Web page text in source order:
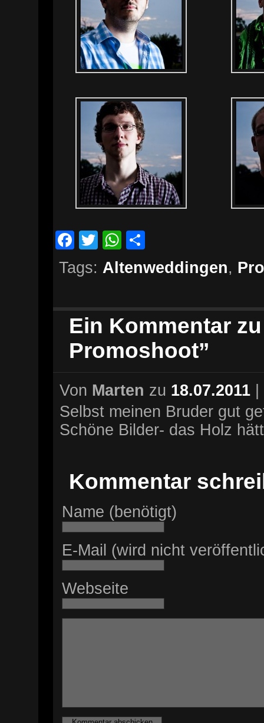
Facebook
TwitterWhatsApp
Tags: Altenweddingen,
Ein Kommentar
Promoshoot”
Von Marten zu 18.07.2011
Selbst meinen Bruder gut
Schöne Bilder- das Holz
Kommentar
Name (benötigt)
E-Mail (wird nicht
Webseite